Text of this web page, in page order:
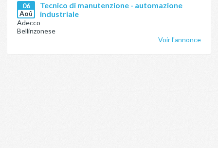
06
Aoû
Tecnico di manutenzione - automazione
industriale
Adecco
Bellinzonese
Voir l'annonce